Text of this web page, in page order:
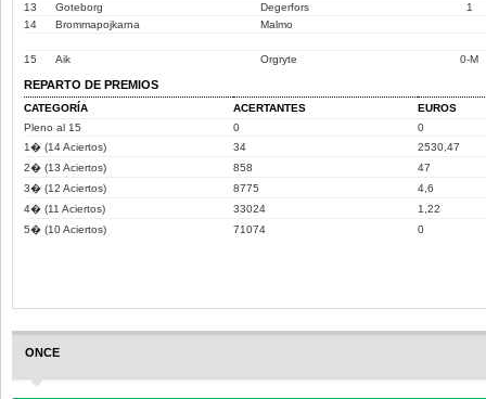
13
Goteborg Degerfors
1
14
Brommapojkarna Malmo
15 Aik Orgryte 0-M
REPARTO DE PREMIOS
CATEGORÍA ACERTANTES
EUROS
Pleno al 15
0
0
1� (14 Aciertos)
34
2530,47
2� (13 Aciertos)
858
47
3� (12 Aciertos)
8775
4,6
4� (11 Aciertos)
33024
1,22
5� (10 Aciertos)
71074 0
ONCE